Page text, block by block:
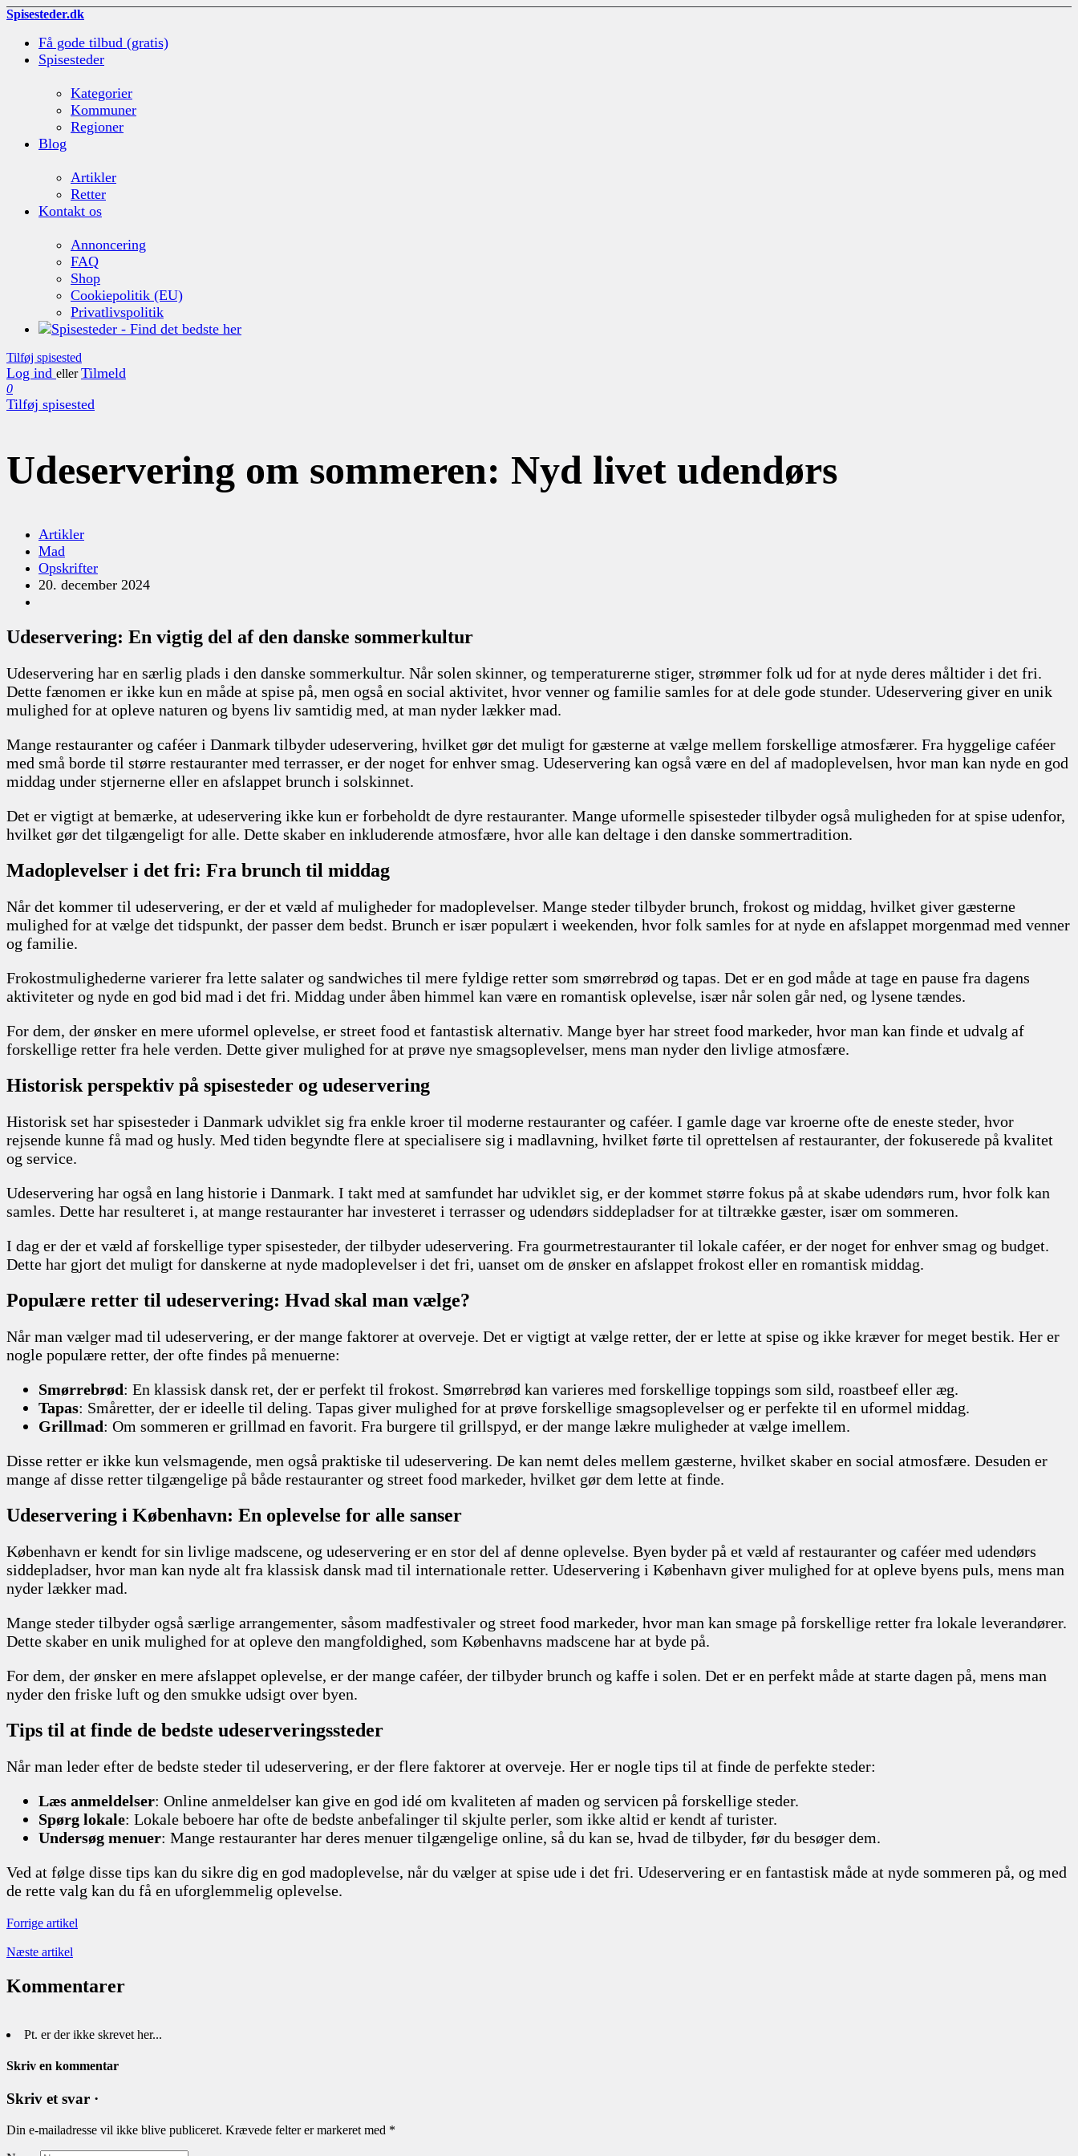
Spisesteder.dk
Få gode tilbud (gratis)
Spisesteder
Kategorier
Kommuner
Regioner
Blog
Artikler
Retter
Kontakt os
Annoncering
FAQ
Shop
Cookiepolitik (EU)
Privatlivspolitik
Tilføj spisested
Log ind eller Tilmeld
0
Tilføj spisested
Udeservering om sommeren: Nyd livet udendørs
Artikler
Mad
Opskrifter
20. december 2024
Udeservering: En vigtig del af den danske sommerkultur
Udeservering har en særlig plads i den danske sommerkultur. Når solen skinner, og temperaturerne stiger, strømmer folk ud for at nyde deres måltider i det fri.
Dette fænomen er ikke kun en måde at spise på, men også en social aktivitet, hvor venner og familie samles for at dele gode stunder. Udeservering giver en unik
mulighed for at opleve naturen og byens liv samtidig med, at man nyder lækker mad.
Mange restauranter og caféer i Danmark tilbyder udeservering, hvilket gør det muligt for gæsterne at vælge mellem forskellige atmosfærer. Fra hyggelige caféer
med små borde til større restauranter med terrasser, er der noget for enhver smag. Udeservering kan også være en del af madoplevelsen, hvor man kan nyde en god
middag under stjernerne eller en afslappet brunch i solskinnet.
Det er vigtigt at bemærke, at udeservering ikke kun er forbeholdt de dyre restauranter. Mange uformelle spisesteder tilbyder også muligheden for at spise udenfor,
hvilket gør det tilgængeligt for alle. Dette skaber en inkluderende atmosfære, hvor alle kan deltage i den danske sommertradition.
Madoplevelser i det fri: Fra brunch til middag
Når det kommer til udeservering, er der et væld af muligheder for madoplevelser. Mange steder tilbyder brunch, frokost og middag, hvilket giver gæsterne
mulighed for at vælge det tidspunkt, der passer dem bedst. Brunch er især populært i weekenden, hvor folk samles for at nyde en afslappet morgenmad med venner
og familie.
Frokostmulighederne varierer fra lette salater og sandwiches til mere fyldige retter som smørrebrød og tapas. Det er en god måde at tage en pause fra dagens
aktiviteter og nyde en god bid mad i det fri. Middag under åben himmel kan være en romantisk oplevelse, især når solen går ned, og lysene tændes.
For dem, der ønsker en mere uformel oplevelse, er street food et fantastisk alternativ. Mange byer har street food markeder, hvor man kan finde et udvalg af
forskellige retter fra hele verden. Dette giver mulighed for at prøve nye smagsoplevelser, mens man nyder den livlige atmosfære.
Historisk perspektiv på spisesteder og udeservering
Historisk set har spisesteder i Danmark udviklet sig fra enkle kroer til moderne restauranter og caféer. I gamle dage var kroerne ofte de eneste steder, hvor
rejsende kunne få mad og husly. Med tiden begyndte flere at specialisere sig i madlavning, hvilket førte til oprettelsen af restauranter, der fokuserede på kvalitet
og service.
Udeservering har også en lang historie i Danmark. I takt med at samfundet har udviklet sig, er der kommet større fokus på at skabe udendørs rum, hvor folk kan
samles. Dette har resulteret i, at mange restauranter har investeret i terrasser og udendørs siddepladser for at tiltrække gæster, især om sommeren.
I dag er der et væld af forskellige typer spisesteder, der tilbyder udeservering. Fra gourmetrestauranter til lokale caféer, er der noget for enhver smag og budget.
Dette har gjort det muligt for danskerne at nyde madoplevelser i det fri, uanset om de ønsker en afslappet frokost eller en romantisk middag.
Populære retter til udeservering: Hvad skal man vælge?
Når man vælger mad til udeservering, er der mange faktorer at overveje. Det er vigtigt at vælge retter, der er lette at spise og ikke kræver for meget bestik. Her er
nogle populære retter, der ofte findes på menuerne:
Smørrebrød: En klassisk dansk ret, der er perfekt til frokost. Smørrebrød kan varieres med forskellige toppings som sild, roastbeef eller æg.
Tapas: Småretter, der er ideelle til deling. Tapas giver mulighed for at prøve forskellige smagsoplevelser og er perfekte til en uformel middag.
Grillmad: Om sommeren er grillmad en favorit. Fra burgere til grillspyd, er der mange lækre muligheder at vælge imellem.
Disse retter er ikke kun velsmagende, men også praktiske til udeservering. De kan nemt deles mellem gæsterne, hvilket skaber en social atmosfære. Desuden er
mange af disse retter tilgængelige på både restauranter og street food markeder, hvilket gør dem lette at finde.
Udeservering i København: En oplevelse for alle sanser
København er kendt for sin livlige madscene, og udeservering er en stor del af denne oplevelse. Byen byder på et væld af restauranter og caféer med udendørs
siddepladser, hvor man kan nyde alt fra klassisk dansk mad til internationale retter. Udeservering i København giver mulighed for at opleve byens puls, mens man
nyder lækker mad.
Mange steder tilbyder også særlige arrangementer, såsom madfestivaler og street food markeder, hvor man kan smage på forskellige retter fra lokale leverandører.
Dette skaber en unik mulighed for at opleve den mangfoldighed, som Københavns madscene har at byde på.
For dem, der ønsker en mere afslappet oplevelse, er der mange caféer, der tilbyder brunch og kaffe i solen. Det er en perfekt måde at starte dagen på, mens man
nyder den friske luft og den smukke udsigt over byen.
Tips til at finde de bedste udeserveringssteder
Når man leder efter de bedste steder til udeservering, er der flere faktorer at overveje. Her er nogle tips til at finde de perfekte steder:
Læs anmeldelser: Online anmeldelser kan give en god idé om kvaliteten af maden og servicen på forskellige steder.
Spørg lokale: Lokale beboere har ofte de bedste anbefalinger til skjulte perler, som ikke altid er kendt af turister.
Undersøg menuer: Mange restauranter har deres menuer tilgængelige online, så du kan se, hvad de tilbyder, før du besøger dem.
Ved at følge disse tips kan du sikre dig en god madoplevelse, når du vælger at spise ude i det fri. Udeservering er en fantastisk måde at nyde sommeren på, og med
de rette valg kan du få en uforglemmelig oplevelse.
Forrige artikel
Næste artikel
Kommentarer
Pt. er der ikke skrevet her...
Skriv en kommentar
Skriv et svar ·
Din e-mailadresse vil ikke blive publiceret. Krævede felter er markeret med *